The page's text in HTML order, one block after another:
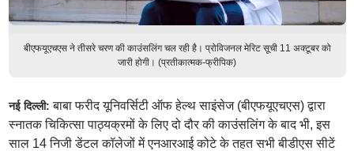
बीएफयूएचएस ने तीसरे चरण की काउंसलिंग चल रही है। प्रोविजनल मेरिट सूची 11 अक्टूबर को
जारी होगी। (प्रतीकात्मक-फ्रीपिक)
नई दिल्ली:बाबा फरीद यूनिवर्सिटी ऑफ हेल्थ साइंसेज (बीएफयूएचएस) द्वारा
स्नातक चिकित्सा पाठ्यक्रमों के लिए दो दौर की काउंसलिंग के बाद भी, इस
साल 14 निजी डेंटल कॉलेजों में एनआरआई कोटे के तहत सभी बीडीएस सीटें